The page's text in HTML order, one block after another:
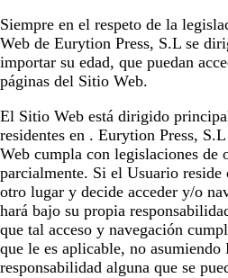
Siempre en el respeto de la
Web de Eurytion Press, S.L se
importar su edad, que puedan
páginas del Sitio Web.
El Sitio Web está dirigido
residentes en . Eurytion Press, S.L
Web cumpla con legislaciones de
parcialmente. Si el Usuario
otro lugar y decide acceder y/o
hará bajo su propia
que tal acceso y navegación
que le es aplicable, no asumiendo
responsabilidad alguna que se